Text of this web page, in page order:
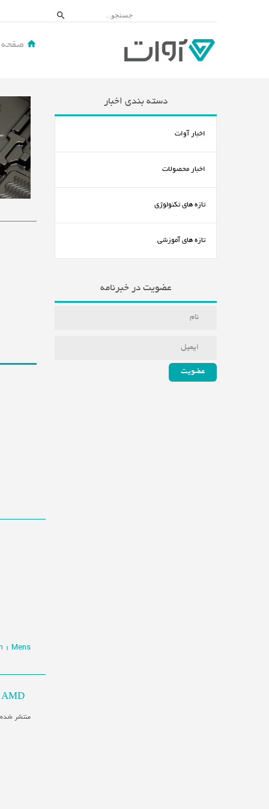
دسته بندی اخبار
اخبار آوات
اخبار محصولات
تازه های تکنولوژی
تازه های آموزشی
عضویت در خبرنامه
1 Mens
AMD با ترکیب دو RADEON R9، سریع‌ترین کارت گرافیک موجود را معرفی کرد
منتشر شده در یکشنبه,